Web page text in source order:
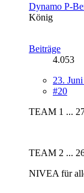
Dynamo P-
König
Beiträge
4.053
23.
#20
TEAM 1 ...
TEAM 2 ...
NIVEA für